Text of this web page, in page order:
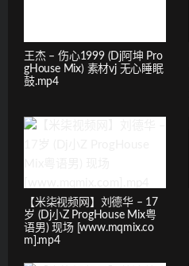
王杰 – 伤心1999 (Dj阿坤 Pro
gHouse Mix) 素材vj 无心睡眠
鼓.mp4
【米柒视频网】刘德华 – 17
岁 (Dj小Z ProgHouse Mix粤
语男) 现场 [www.mqmix.co
m].mp4